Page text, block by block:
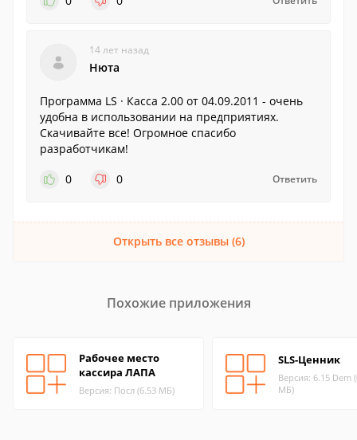
14 лет назад
Нюта
Программа LS · Касса 2.00 от 04.09.2011 - очень
удобна в использовании на предприятиях.
Скачивайте все! Огромное спасибо
разработчикам!
0
0 Ответить
Открыть все отзывы (6)
Похожие приложения
Рабочее место
кассира ЛАПА
Версия: Посл (6.53 МБ)
SLS-Ценник
Версия: 6.15 Dem
МБ)